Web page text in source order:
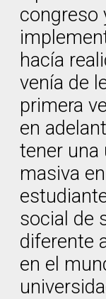
congreso
hacía
venía de
primera
en
tener una
masiva
social de
diferente
en el